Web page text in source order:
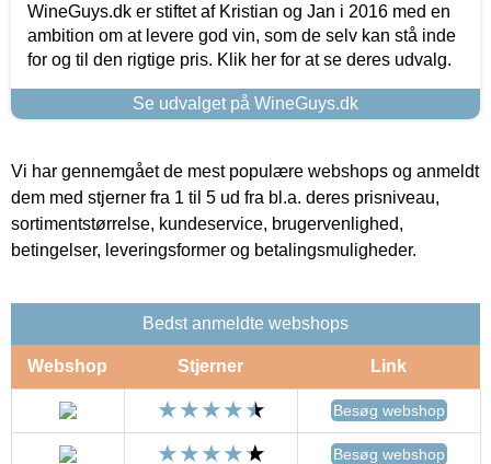
WineGuys.dk er stiftet af Kristian og Jan i 2016 med en
ambition om at levere god vin, som de selv kan stå inde
for og til den rigtige pris. Klik her for at se deres udvalg.
Se udvalget på WineGuys.dk
Vi har gennemgået de mest populære webshops og anmeldt
dem med stjerner fra 1 til 5 ud fra bl.a. deres prisniveau,
sortimentstørrelse, kundeservice, brugervenlighed,
betingelser, leveringsformer og betalingsmuligheder.
Bedst anmeldte webshops
Webshop Stjerner Link
Besøg webshop
Besøg webshop